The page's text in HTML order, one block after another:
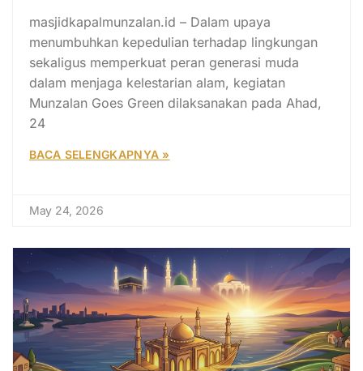
masjidkapalmunzalan.id – Dalam upaya
menumbuhkan kepedulian terhadap lingkungan
sekaligus memperkuat peran generasi muda
dalam menjaga kelestarian alam, kegiatan
Munzalan Goes Green dilaksanakan pada Ahad,
24
BACA SELENGKAPNYA »
May 24, 2026